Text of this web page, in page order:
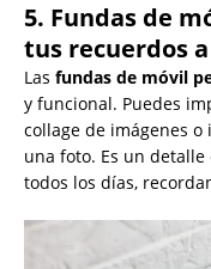
5. Fundas de
tus recuerdos
Las fundas de móvil
y funcional. Puedes
collage de imágenes
una foto. Es un
todos los días,